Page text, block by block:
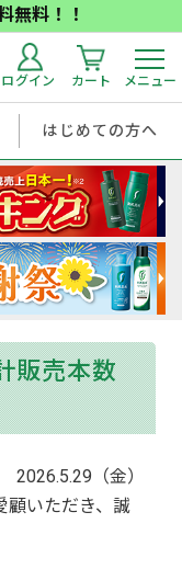
無料！！
ログイン カート メニュー
はじめての方へ
販売本数
2026.5.29（金）
顧いただき、誠